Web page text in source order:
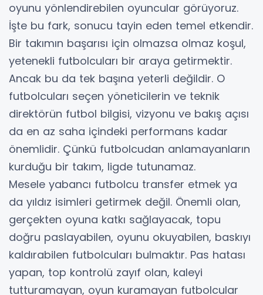
oyunu yönlendirebilen oyuncular görüyoruz.
İşte bu fark, sonucu tayin eden temel etkendir.
Bir takımın başarısı için olmazsa olmaz koşul,
yetenekli futbolcuları bir araya getirmektir.
Ancak bu da tek başına yeterli değildir. O
futbolcuları seçen yöneticilerin ve teknik
direktörün futbol bilgisi, vizyonu ve bakış açısı
da en az saha içindeki performans kadar
önemlidir. Çünkü futbolcudan anlamayanların
kurduğu bir takım, ligde tutunamaz.
Mesele yabancı futbolcu transfer etmek ya
da yıldız isimleri getirmek değil. Önemli olan,
gerçekten oyuna katkı sağlayacak, topu
doğru paslayabilen, oyunu okuyabilen, baskıyı
kaldırabilen futbolcuları bulmaktır. Pas hatası
yapan, top kontrolü zayıf olan, kaleyi
tutturamayan, oyun kuramayan futbolcular